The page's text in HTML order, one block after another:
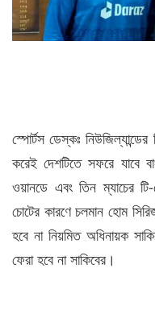
স্পোর্টস ডেস্কঃ
করেই দেশটিতে সফরে যাবে
ওয়ানডে এবং তিন ম্যাচের টি-
চোটের কারণে চলমান হোম
হবে না নিয়মিত অধিনায়ক
ফেরা হবে না সাকিবের।